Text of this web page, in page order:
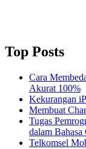
Top Posts
Cara
Akurat 100%
Kekurangan
Membuat
Tugas
dalam Bahasa
Telkomsel